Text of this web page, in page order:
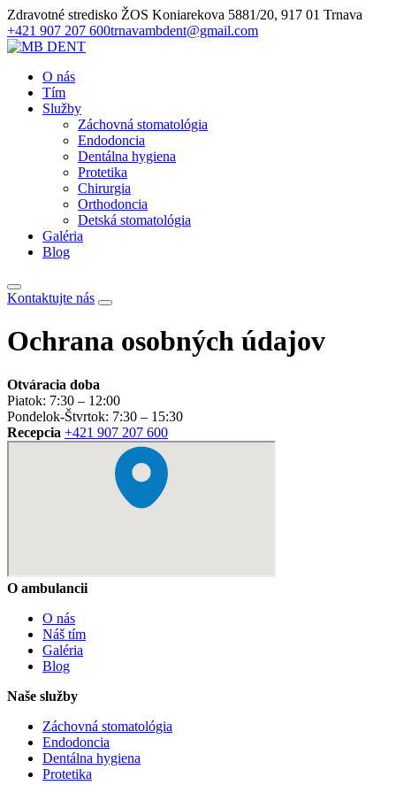
Zdravotné stredisko ŽOS Koniarekova 5881/20, 917 01 Trnava
+421 907 207 600trnavambdent@gmail.com
O nás
Tím
Služby
Záchovná stomatológia
Endodoncia
Dentálna hygiena
Protetika
Chirurgia
Orthodoncia
Detská stomatológia
Galéria
Blog
Kontaktujte nás
Ochrana osobných údajov
Otváracia doba
Piatok: 7:30 – 12:00
Pondelok-Štvrtok: 7:30 – 15:30
Recepcia +421 907 207 600
O ambulancii
O nás
Náš tím
Galéria
Blog
Naše služby
Záchovná stomatológia
Endodoncia
Dentálna hygiena
Protetika